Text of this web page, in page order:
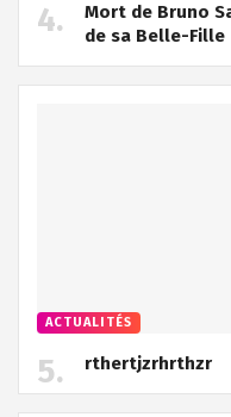
Mort de Bruno
de sa Belle-Fille
ACTUALITÉS
rthertjzrhrthzr